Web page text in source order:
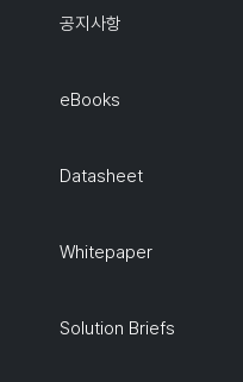
공지사항
eBooks
Datasheet
Whitepaper
Solution Briefs